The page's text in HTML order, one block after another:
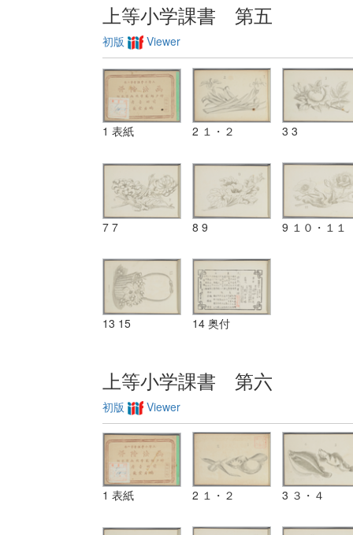
上等小学課書 第五
初版 Viewer
1 表紙 2 １・２ 3 3
7 7 8 9 9 １０・１１
13 15 14 奥付
上等小学課書 第六
初版 Viewer
1 表紙 2 １・２ 3 ３・４